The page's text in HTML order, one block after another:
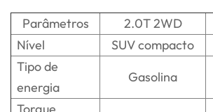
Parâmetros 2.0T 2WD
Nível
SUV compacto
Tipo de
energia
Gasolina
Torque